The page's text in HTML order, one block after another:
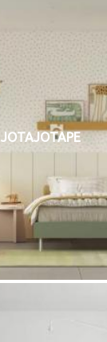
JOTAJOTAPE